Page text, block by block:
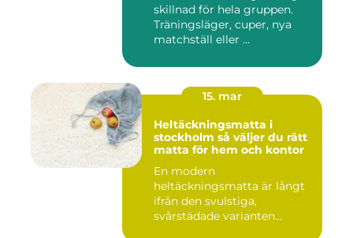
skillnad för hela gruppen.
Träningsläger, cuper, nya
matchställ eller ...
15. mar
Heltäckningsmatta i
stockholm så väljer du rätt
matta för hem och kontor
En modern
heltäckningsmatta är långt
ifrån den svulstiga,
svårstädade varianten